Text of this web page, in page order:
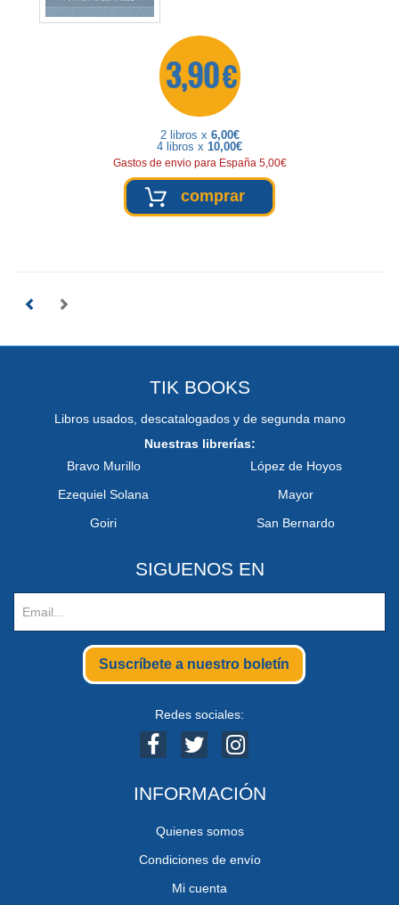
3,90 €
2 libros x 6,00€
4 libros x 10,00€
Gastos de envio para España 5,00€
comprar
TIK BOOKS
Libros usados, descatalogados y de segunda mano
Nuestras librerías:
Bravo Murillo
Ezequiel Solana
Goiri
López de Hoyos
Mayor
San Bernardo
SIGUENOS EN
Suscríbete a nuestro boletín
Redes sociales:
INFORMACIÓN
Quienes somos
Condiciones de envío
Mi cuenta